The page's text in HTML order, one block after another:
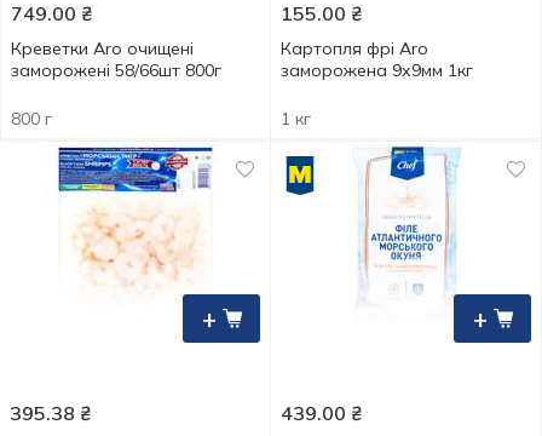
749.00 ₴
Креветки Aro очищені
заморожені 58/66шт 800г
800 г
155.00 ₴
Картопля фрі Aro
заморожена 9х9мм 1кг
1 кг
+
395.38 ₴
+
439.00 ₴